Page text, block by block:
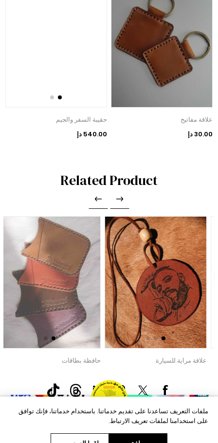
علاقة مفاتيح
30.00 دإ
حقيبة السفر والجيم
540.00 دإ
Related Product
علاقة مراية للسيارة
حافظة بطاقات
معلومات
خدمة العملاء
Powered by
nopCommerce حقوق الطبع والنشر © 2026 Aftags. جميع الحقوق محفوظة.
ملفات التعريف تساعدنا على تقديم خدماتنا. باستخدام خدماتنا، فإنك توافق
على استخدامنا لملفات تعريف الارتباط.